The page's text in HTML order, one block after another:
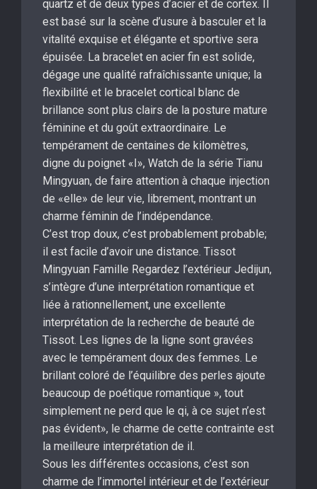
quartz et de deux types d’acier et de cortex. Il
est basé sur la scène d’usure à basculer et la
vitalité exquise et élégante et sportive sera
épuisée. La bracelet en acier fin est solide,
dégage une qualité rafraîchissante unique; la
flexibilité et le bracelet cortical blanc de
brillance sont plus clairs de la posture mature
féminine et du goût extraordinaire. Le
tempérament de centaines de kilomètres,
digne du poignet «I», Watch de la série Tianu
Mingyuan, de faire attention à chaque injection
de «elle» de leur vie, librement, montrant un
charme féminin de l’indépendance.
C’est trop doux, c’est probablement probable;
il est facile d’avoir une distance. Tissot
Mingyuan Famille Regardez l’extérieur Jedijun,
s’intègre d’une interprétation romantique et
liée à rationnellement, une excellente
interprétation de la recherche de beauté de
Tissot. Les lignes de la ligne sont gravées
avec le tempérament doux des femmes. Le
brillant coloré de l’équilibre des perles ajoute
beaucoup de poétique romantique », tout
simplement ne perd que le qi, à ce sujet n’est
pas évident», le charme de cette contrainte est
la meilleure interprétation de il.
Sous les différentes occasions, c’est son
charme de l’immortel intérieur et de l’extérieur